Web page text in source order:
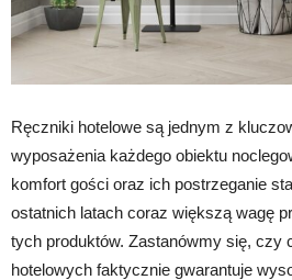
Ręczniki hotelowe są jednym z
wyposażenia każdego obiektu
komfort gości oraz ich postrzeganie
ostatnich latach coraz większą wagę
tych produktów. Zastanówmy się, czy
hotelowych faktycznie gwarantuje